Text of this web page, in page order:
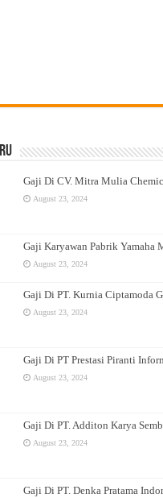
Gaji Di CV. Mitra Mulia
August 23, 2024
Gaji Karyawan Pabrik Yamaha
August 23, 2024
Gaji Di PT. Kurnia Ciptamoda
August 23, 2024
Gaji Di PT Prestasi Piranti
August 23, 2024
Gaji Di PT. Additon Karya
August 23, 2024
Gaji Di PT. Denka Pratama